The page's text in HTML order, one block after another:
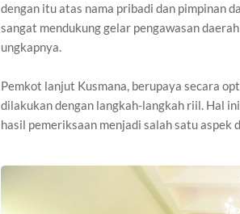
dengan itu atas nama pribadi dan pimpinan
sangat mendukung gelar pengawasan
ungkapnya.
Pemkot lanjut Kusmana, berupaya secara
dilakukan dengan langkah-langkah riil. Hal
hasil pemeriksaan menjadi salah satu aspek